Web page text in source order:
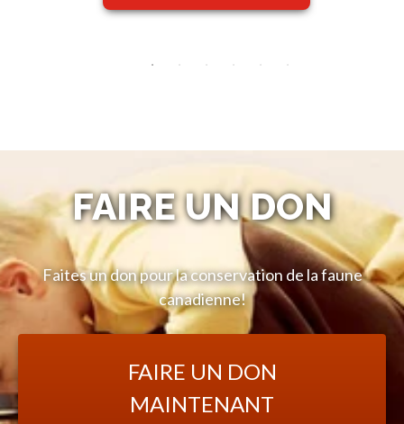
FAIRE UN DON
Faites un don pour la conservation de la faune
canadienne!
FAIRE UN DON
MAINTENANT